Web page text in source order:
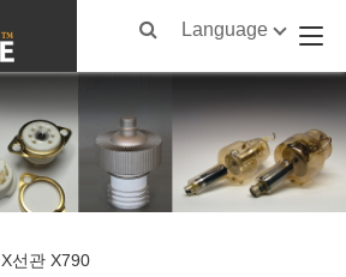
Language
X선관 X790